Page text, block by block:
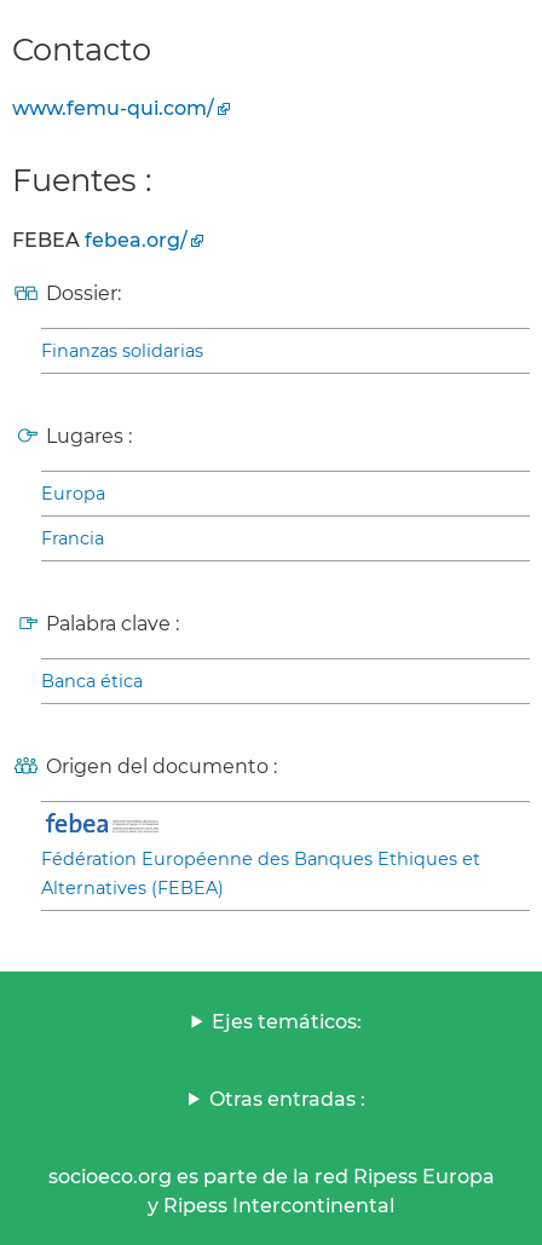
Contacto
www.femu-qui.com/
Fuentes :
FEBEA febea.org/
Dossier:
Finanzas solidarias
Lugares :
Europa
Francia
Palabra clave :
Banca ética
Origen del documento :
Fédération Européenne des Banques Ethiques et
Alternatives (FEBEA)
Ejes temáticos:
Otras entradas :
socioeco.org es parte de la red Ripess Europa
y Ripess Intercontinental